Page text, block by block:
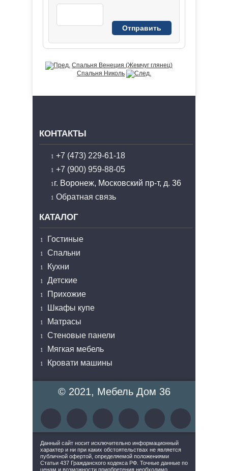
Спальня Венеция (Жемчуг глянец)
Спальня Николь
КОНТАКТЫ
+7 (473) 229-61-18
+7 (900) 959-88-05
г. Воронеж, Московский пр-т, д. 36
Обратная связь
КАТАЛОГ
Гостиные
Спальни
Кухни
Детские
Прихожие
Шкафы купе
Матрасы
Стеновые панели
Мягкая мебель
Кровати машины
© 2021, Мебель Дом 36
Данный сайт носит исключительно информационный
характер и ни при каких обстоятельствах не является
публичной офертой, определяемой положениями
Статьи 437 Гражданского кодекса РФ. Точные данные по
ценам и возможности приобретения необходимо